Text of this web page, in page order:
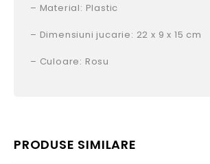
– Material: Plastic
– Dimensiuni jucarie: 22 x 9 x 15 cm
– Culoare: Rosu
PRODUSE SIMILARE